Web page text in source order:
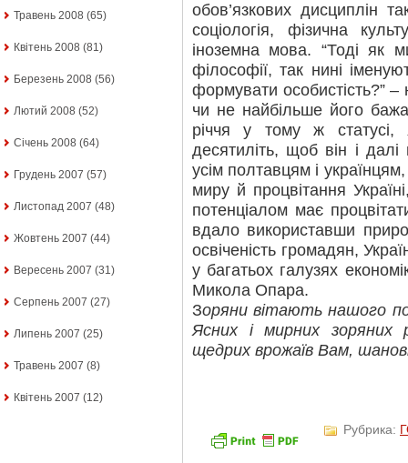
Травень 2008 (65)
Квітень 2008 (81)
Березень 2008 (56)
Лютий 2008 (52)
Січень 2008 (64)
Грудень 2007 (57)
Листопад 2007 (48)
Жовтень 2007 (44)
Вересень 2007 (31)
Серпень 2007 (27)
Липень 2007 (25)
Травень 2007 (8)
Квітень 2007 (12)
обов’язкових дисциплін
соціологія, фізична
іноземна мова. “Тоді як
філософії, так нині
формувати особистість?”
чи не найбільше його
річчя у тому ж статусі,
десятиліть, щоб він і
усім полтавцям і
миру й процвітання
потенціалом має
вдало використавши
освіченість громадян,
у багатьох галузях
Микола Опара.
Зоряни вітають нашого
Ясних і мирних зоряних
щедрих врожаїв Вам,
Рубрика: